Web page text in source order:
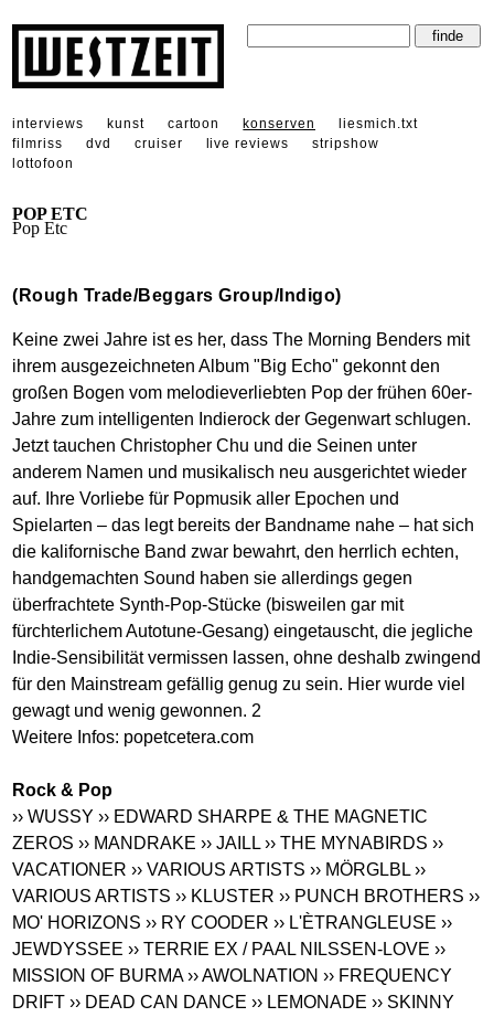
interviews kunst cartoon konserven
liesmich.txt
filmriss
dvd cruiser live reviews
stripshow
lottofoon
POP ETC
Pop Etc
(Rough Trade/Beggars Group/Indigo)
Keine zwei Jahre ist es her, dass The Morning Benders mit
ihrem ausgezeichneten Album "Big Echo" gekonnt den
großen Bogen vom melodieverliebten Pop der frühen 60er-
Jahre zum intelligenten Indierock der Gegenwart schlugen.
Jetzt tauchen Christopher Chu und die Seinen unter
anderem Namen und musikalisch neu ausgerichtet wieder
auf. Ihre Vorliebe für Popmusik aller Epochen und
Spielarten – das legt bereits der Bandname nahe – hat sich
die kalifornische Band zwar bewahrt, den herrlich echten,
handgemachten Sound haben sie allerdings gegen
überfrachtete Synth-Pop-Stücke (bisweilen gar mit
fürchterlichem Autotune-Gesang) eingetauscht, die jegliche
Indie-Sensibilität vermissen lassen, ohne deshalb zwingend
für den Mainstream gefällig genug zu sein. Hier wurde viel
gewagt und wenig gewonnen. 2
Weitere Infos: popetcetera.com
Rock & Pop
›› WUSSY ›› EDWARD SHARPE & THE MAGNETIC
ZEROS ›› MANDRAKE ›› JAILL ›› THE MYNABIRDS ››
VACATIONER ›› VARIOUS ARTISTS ›› MÖRGLBL ››
VARIOUS ARTISTS ›› KLUSTER ›› PUNCH BROTHERS ››
MO' HORIZONS ›› RY COODER ›› L'ÈTRANGLEUSE ››
JEWDYSSEE ›› TERRIE EX / PAAL NILSSEN-LOVE ››
MISSION OF BURMA ›› AWOLNATION ›› FREQUENCY
DRIFT ›› DEAD CAN DANCE ›› LEMONADE ›› SKINNY